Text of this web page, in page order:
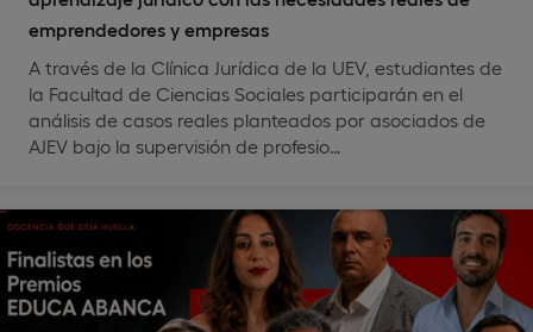
emprendedores y empresas
A través de la Clínica Jurídica de la UEV, estudiantes de
la Facultad de Ciencias Sociales participarán en el
análisis de casos reales planteados por asociados de
AJEV bajo la supervisión de profesio…